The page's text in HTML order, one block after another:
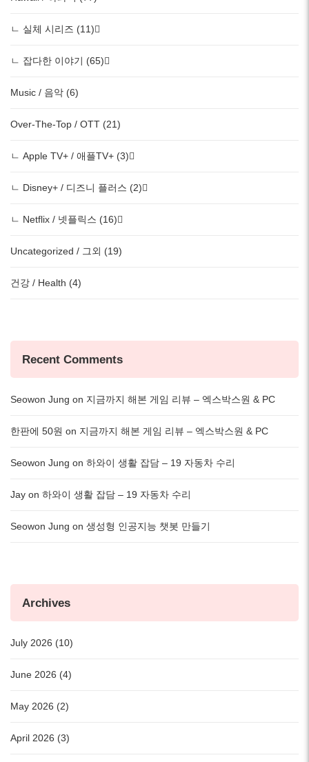
ㄴ 실체 시리즈 (11)
ㄴ 잡다한 이야기 (65)
Music / 음악 (6)
Over-The-Top / OTT (21)
ㄴ Apple TV+ / 애플TV+ (3)
ㄴ Disney+ / 디즈니 플러스 (2)
ㄴ Netflix / 넷플릭스 (16)
Uncategorized / 그외 (19)
건강 / Health (4)
Recent Comments
Seowon Jung on 지금까지 해본 게임 리뷰 – 엑스박스원 & PC
한판에 50원 on 지금까지 해본 게임 리뷰 – 엑스박스원 & PC
Seowon Jung on 하와이 생활 잡담 – 19 자동차 수리
Jay on 하와이 생활 잡담 – 19 자동차 수리
Seowon Jung on 생성형 인공지능 챗봇 만들기
Archives
July 2026 (10)
June 2026 (4)
May 2026 (2)
April 2026 (3)